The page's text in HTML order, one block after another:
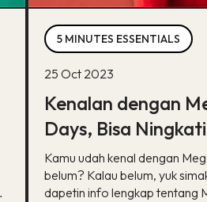
5 MINUTES ESSENTIALS
25 Oct 2023
Kenalan dengan
Days, Bisa
Penjualan Loh!
Kamu udah kenal dengan
belum? Kalau belum, yuk
dapetin info lengkap tentang